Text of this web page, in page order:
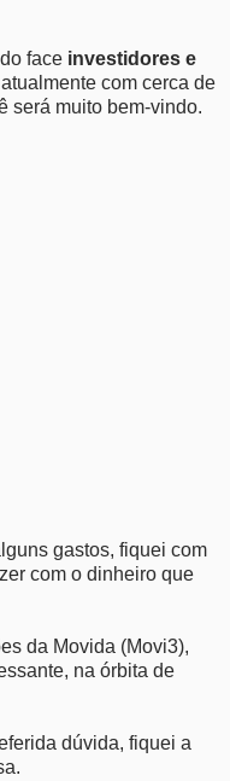
face investidores e
com cerca de
será muito bem-vindo.
gastos, fiquei com
com o dinheiro que
da Movida (Movi3),
na órbita de
dúvida, fiquei a